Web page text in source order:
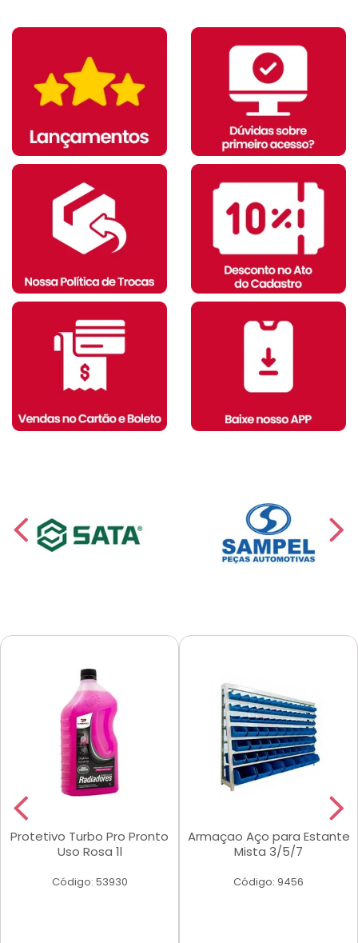
Protetivo Turbo Pro Pronto
Uso Rosa 1l
Código: 53930
Armaçao Aço para Estante
Mista 3/5/7
Código: 9456